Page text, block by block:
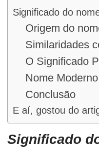
Significado do
Origem do
Similaridades
O Significado
Nome
Conclusão
E aí, gostou do
Significado